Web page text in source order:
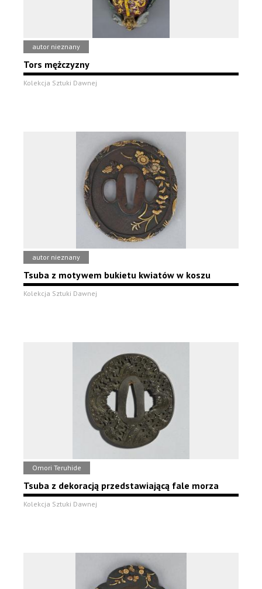
autor nieznany
Tors mężczyzny
Kolekcja Sztuki Dawnej
autor nieznany
Tsuba z motywem bukietu kwiatów w koszu
Kolekcja Sztuki Dawnej
Omori Teruhide
Tsuba z dekoracją przedstawiającą fale morza
Kolekcja Sztuki Dawnej